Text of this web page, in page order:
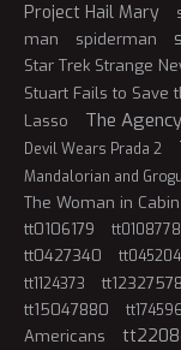
Project Hail Mary
man
spiderman
Star Trek Strange
Stuart Fails to Save
Lasso
The Agency
Devil Wears Prada 2
Mandalorian and Grogu
The Woman in Cabin
tt0106179 tt0108778
tt0427340
tt1124373 tt12327578
tt15047880
Americans